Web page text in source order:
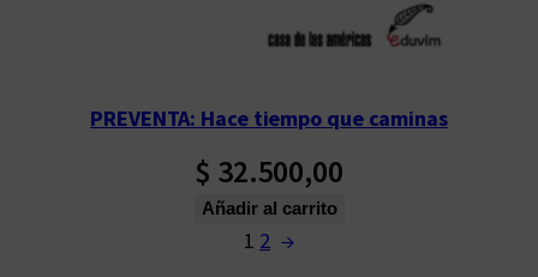
PREVENTA: Hace tiempo que caminas
$ 32.500,00
Añadir al carrito
1 2 →